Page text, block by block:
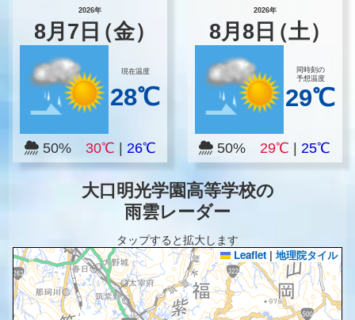
2026年
8月 7 日（金）
現在温度
28℃
50% 30℃ 26℃
2026年
8月8 日（土）
同時刻の
予想温度
29℃
50% 29℃ |25℃
大口明光学園高等学校の
雨雲レーダー
タップすると拡大します
Leaflet | 地理院タイル